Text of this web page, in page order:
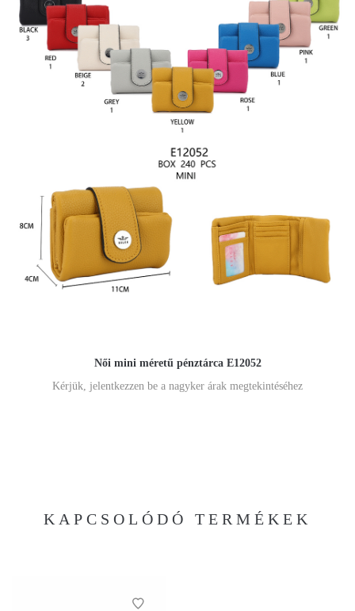
Női mini méretű pénztárca E12052
Kérjük, jelentkezzen be a nagyker árak megtekintéséhez
KAPCSOLÓDÓ TERMÉKEK